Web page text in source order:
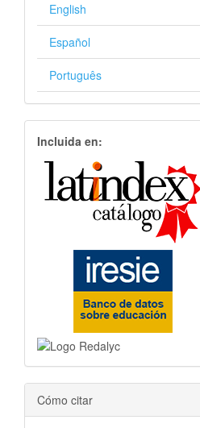
English
Español
Português
Incluida en:
Cómo citar